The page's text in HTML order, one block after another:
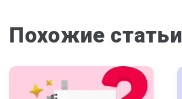
Похожие статьи